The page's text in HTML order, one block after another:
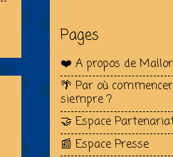
Pages
❤️ A propos de
🌴 Par où
siempre ?
🤝 Espace
📰 Espace Presse